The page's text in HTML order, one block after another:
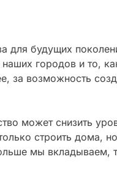
для будущих
городов и то,
за возможность
может снизить
строить дома,
мы